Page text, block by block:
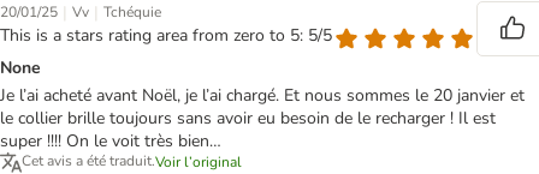
20/01/25 | Vv | Tchéquie
This is a stars rating area from zero to 5: 5/5
None
Je l’ai acheté avant Noël, je l’ai chargé. Et nous sommes le 20 janvier et
le collier brille toujours sans avoir eu besoin de le recharger ! Il est
super !!!! On le voit très bien…
Cet avis a été traduit.Voir l’original